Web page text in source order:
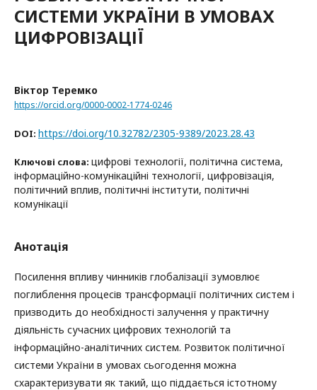
СИСТЕМИ УКРАЇНИ В УМОВАХ
ЦИФРОВІЗАЦІЇ
Віктор Теремко
https://orcid.org/0000-0002-1774-0246
DOI: https://doi.org/10.32782/2305-9389/2023.28.43
Ключові слова: цифрові технології, політична система,
інформаційно-комунікаційні технології, цифровізація,
політичний вплив, політичні інститути, політичні
комунікації
Анотація
Посилення впливу чинників глобалізації зумовлює
поглиблення процесів трансформації політичних систем і
призводить до необхідності залучення у практичну
діяльність сучасних цифрових технологій та
інформаційно-аналітичних систем. Розвиток політичної
системи України в умовах сьогодення можна
схарактеризувати як такий, що піддається істотному